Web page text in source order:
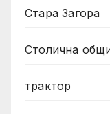
Стара Загора
Столична
трактор